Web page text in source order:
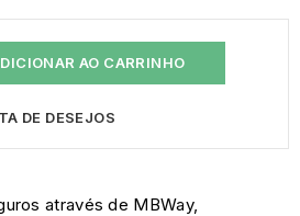
AO CARRINHO
DE DESEJOS
através de MBWay,